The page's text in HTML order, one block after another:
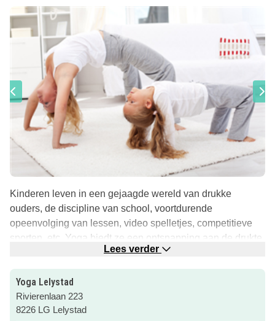
Kinderen leven in een gejaagde wereld van drukke
ouders, de discipline van school, voortdurende
opeenvolging van lessen, video spelletjes, competitieve
sporten, etc. Yoga biedt ze een ontsnapping aan de drukte
Wanneer kinderen technieken leren waarmee ze zelf
gezonder worden, beter kunnen ontspannen, en beter in
hun vel komen te zitten, dan zijn ze beter in staat de
Lees verder
Yoga Lelystad
Rivierenlaan 223
8226 LG Lelystad